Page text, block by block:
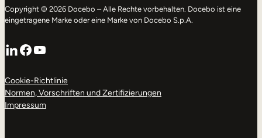
Copyright © 2026 Docebo – Alle Rechte vorbehalten. Docebo ist eine
eingetragene Marke oder eine Marke von Docebo S.p.A.
LinkedIn
Facebook
YouTube
Cookie-Richtlinie
Normen, Vorschriften und Zertifizierungen
Impressum